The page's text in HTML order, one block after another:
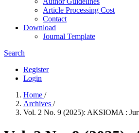
Article Processing Cost
Contact
Download
Journal Template
Search
Register
Login
Home /
Archives /
Vol. 2 No. 9 (2025): AKSIOMA :